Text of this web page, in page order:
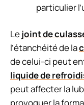
particulier
Lejoint de
l’étanchéité de la
de celui-ci peut
liquide de
peut affecter la